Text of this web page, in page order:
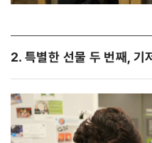
2. 특별한 선물 두 번째, 기